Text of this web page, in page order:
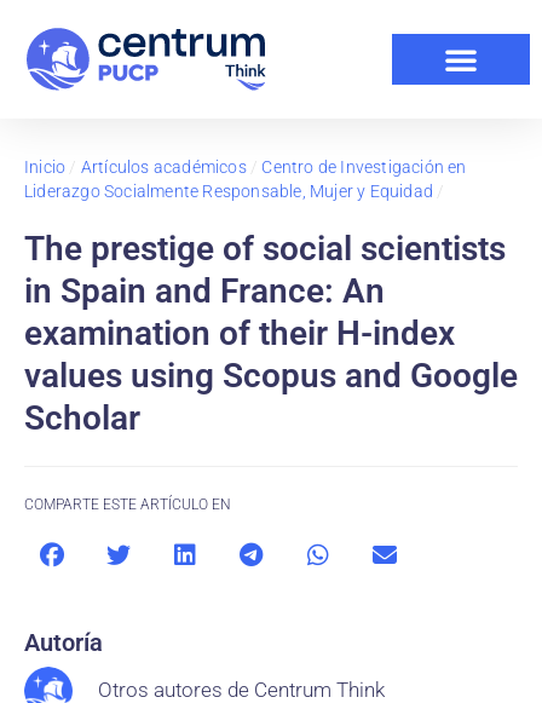
Inicio / Artículos académicos/ Centro de Investigación en
Liderazgo Socialmente Responsable, Mujer y Equidad /
The prestige of social scientists
in Spain and France: An
examination of their H-index
values using Scopus and Google
Scholar
COMPARTE ESTE ARTÍCULO EN
Autoría
Otros autores de Centrum Think